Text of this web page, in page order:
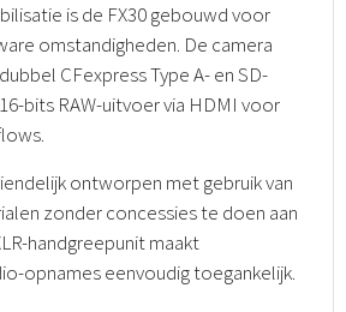
is de FX30 gebouwd voor
omstandigheden. De camera
CFexpress Type A- en SD-
bits RAW-uitvoer via HDMI voor
ontworpen met gebruik van
zonder concessies te doen aan
handgreepunit maakt
opnames eenvoudig toegankelijk.